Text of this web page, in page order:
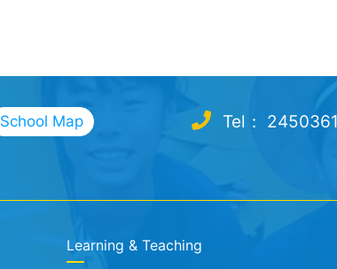
School Map Tel：
Learning & Teaching